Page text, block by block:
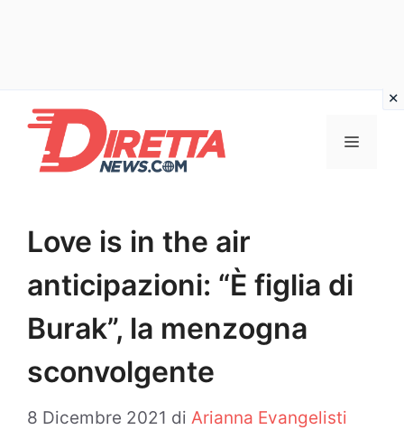
contenuto
Menu
Love is in the air
anticipazioni: “È figlia di
Burak”, la menzogna
sconvolgente
8 Dicembre 2021 di Arianna Evangelisti